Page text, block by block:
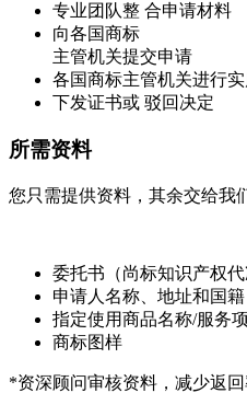
专业团队整 合申请材料
向各国商标
主管机关提交申请
各国商标主管机关进行
下发证书或 驳回决定
所需资料
您只需提供资料，其余交给我
委托书（尚标知识产权
申请人名称、地址和国籍
指定使用商品名称/服务
商标图样
*资深顾问审核资料，减少返